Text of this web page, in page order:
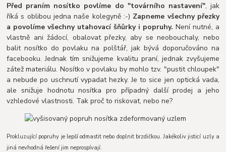
Před praním nosítko povlíme do "továrního nastavení", jak
říká s oblibou jedna naše kolegyně :-) Zapneme všechny přezky
a povolíme všechny utahovací šňůrky i popruhy. Není nutné, a
vlastně ani žádocí, obalovat přezky, aby se neobouchaly, nebo
balit nosítko do povlaku na polštář, jak bývá doporučováno na
facebooku. Jednak tím snižujeme kvalitu praní, jednak zvyšujeme
zátež materiálu. Nosítko v povlaku by mohlo tzv. "pustit chloupek"
a nebude po uschnutí vypadat hezky. Je to sice jen optická vada,
ale snižuje hodnotu nosítka pro případný další prodej a jeho
vzhledové vlastnosti. Tak proč to riskovat, nebo ne?
Prokluzující popruhy je lepší odmastit nebo doplnit brzdičkou. Jakékoliv jisticí uzly a
jiná nevhodná řešení jim neprospívají.